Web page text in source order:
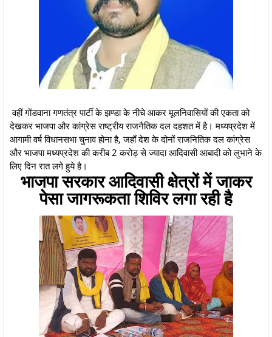
वहीं गोंडवाना गणतंत्र पार्टी के झण्डा के नीचे आकर मूलनिवासियों की एकता को
देखकर भाजपा और कांग्रेस राष्ट्रीय राजनैतिक दल दहशत में है। मध्यप्रदेश में
आगामी वर्ष विधानसभा चुनाव होना है, जहाँ देश के दोनों राजनितिक दल कांग्रेस
और भाजपा मध्यप्रदेश की करीब 2 करोड़ से ज्यादा आदिवासी आबादी को लुभाने के
लिए दिन रात लगे हुये है।
भाजपा सरकार आदिवासी क्षेत्रों में जाकर
पेसा जागरूकता शिविर लगा रही है